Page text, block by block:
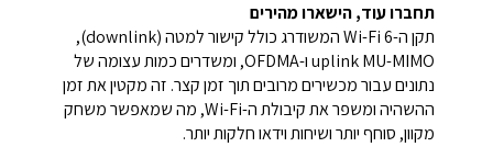
תחברו עוד, הישארו מהירים
תקן ה-Wi-Fi 6 המשודרג כולל קישור למטה (downlink),
uplink MU-MIMO ו-OFDMA, ומשדרים כמות עצומה של
נתונים עבור מכשירים מרובים תוך זמן קצר. זה מקטין את זמן
ההשהיה ומשפר את קיבולת ה-Wi-Fi, מה שמאפשר משחק
מקוון, סוחף יותר ושיחות וידאו חלקות יותר.